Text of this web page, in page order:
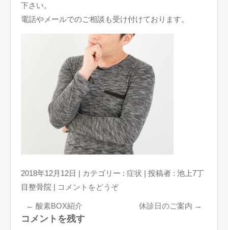
下さい。
電話やメールでのご相談も受け付けております。
2018年12月12日 | カテゴリー : 症状 | 投稿者 : 池上7丁
目整骨院 | コメントをどうぞ
← 酸素BOX紹介 休診日のご案内 →
コメントを残す